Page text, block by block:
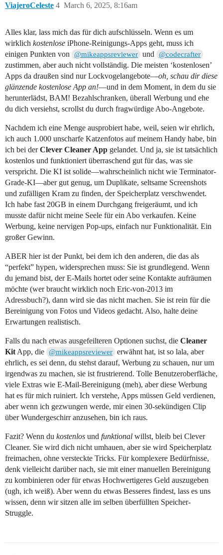
ViajeroCeleste March 6, 2025, 8:16am
4
Alles klar, lass mich das für dich aufschlüsseln. Wenn es um
wirklich kostenlose iPhone-Reinigungs-Apps geht, muss ich
einigen Punkten von
@mikeappsreviewer und @codecrafter
zustimmen, aber auch nicht vollständig. Die meisten ‘kostenlosen’
Apps da draußen sind nur Lockvogelangebote—oh, schau dir diese
glänzende kostenlose App an!—und in dem Moment, in dem du sie
herunterlädst, BAM! Bezahlschranken, überall Werbung und ehe
du dich versiehst, scrollst du durch fragwürdige Abo-Angebote.
Nachdem ich eine Menge ausprobiert habe, weil, seien wir ehrlich,
ich auch 1.000 unscharfe Katzenfotos auf meinem Handy habe, bin
ich bei derClever Cleaner App gelandet. Und ja, sie ist tatsächlich
kostenlos und funktioniert überraschend gut für das, was sie
verspricht. Die KI ist solide—wahrscheinlich nicht wie Terminator-
Grade-KI—aber gut genug, um Duplikate, seltsame Screenshots
und zufälligen Kram zu finden, der Speicherplatz verschwendet.
Ich habe fast 20GB in einem Durchgang freigeräumt, und ich
musste dafür nicht meine Seele für ein Abo verkaufen. Keine
Werbung, keine nervigen Pop-ups, einfach nur Funktionalität. Ein
großer Gewinn.
ABER hier ist der Punkt, bei dem ich den anderen, die das als
“perfekt” hypen, widersprechen muss: Sie ist grundlegend. Wenn
du jemand bist, der E-Mails hortet oder seine Kontakte aufräumen
möchte (wer braucht wirklich noch Eric-von-2013 im
Adressbuch?), dann wird sie das nicht machen. Sie ist rein für die
Bereinigung von Fotos und Videos gedacht. Also, halte deine
Erwartungen realistisch.
Falls du nach etwas ausgefeilteren Optionen suchst, die Cleaner
Kit App, die @mikeappsreviewer erwähnt hat, ist so lala, aber
ehrlich, es sei denn, du stehst darauf, Werbung zu schauen, nur um
irgendwas zu machen, sie ist frustrierend. Tolle Benutzeroberfläche,
viele Extras wie E-Mail-Bereinigung (meh), aber diese Werbung
hat es für mich ruiniert. Ich verstehe, Apps müssen Geld verdienen,
aber wenn ich gezwungen werde, mir einen 30-sekündigen Clip
über Wundergeschirr anzusehen, bin ich raus.
Fazit? Wenn du kostenlos und funktional willst, bleib bei Clever
Cleaner. Sie wird dich nicht umhauen, aber sie wird Speicherplatz
freimachen, ohne versteckte Tricks. Für komplexere Bedürfnisse,
denk vielleicht darüber nach, sie mit einer manuellen Bereinigung
zu kombinieren oder für etwas Hochwertigeres Geld auszugeben
(ugh, ich weiß). Aber wenn du etwas Besseres findest, lass es uns
wissen, denn wir sitzen alle im selben überfüllten Speicher-
Struggle.